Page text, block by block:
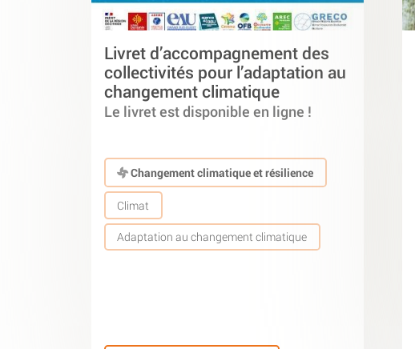
Livret d’accompagnement des
collectivités pour l’adaptation au
changement climatique
Le livret est disponible en ligne !
Changement climatique et résilience
Climat
Adaptation au changement climatique